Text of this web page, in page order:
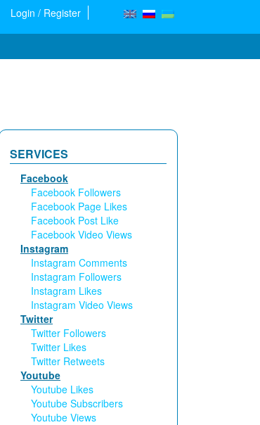
Login / Register
SERVICES
Facebook
Facebook Followers
Facebook Page Likes
Facebook Post Like
Facebook Video Views
Instagram
Instagram Comments
Instagram Followers
Instagram Likes
Instagram Video Views
Twitter
Twitter Followers
Twitter Likes
Twitter Retweets
Youtube
Youtube Likes
Youtube Subscribers
Youtube Views